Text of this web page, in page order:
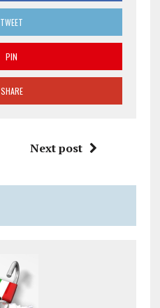
TWEET
PIN
SHARE
Next post